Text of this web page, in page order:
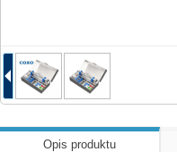
Opis produktu